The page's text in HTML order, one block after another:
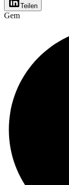
Teilen
Gem